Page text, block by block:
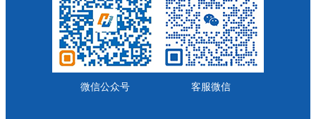
微信公众号 客服微信